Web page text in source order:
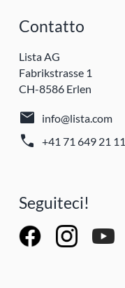
Contatto
Lista AG
Fabrikstrasse 1
CH-8586 Erlen
mail info@lista.com
call +41 71 649 21 11
Seguiteci!